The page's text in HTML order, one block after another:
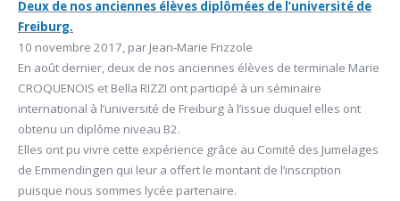
Deux de nos anciennes élèves diplômées de l’université de
Freiburg.
10 novembre 2017, par Jean-Marie Frizzole
En août dernier, deux de nos anciennes élèves de terminale Marie
CROQUENOIS et Bella RIZZI ont participé à un séminaire
international à l’université de Freiburg à l’issue duquel elles ont
obtenu un diplôme niveau B2.
Elles ont pu vivre cette expérience grâce au Comité des Jumelages
de Emmendingen qui leur a offert le montant de l’inscription
puisque nous sommes lycée partenaire.